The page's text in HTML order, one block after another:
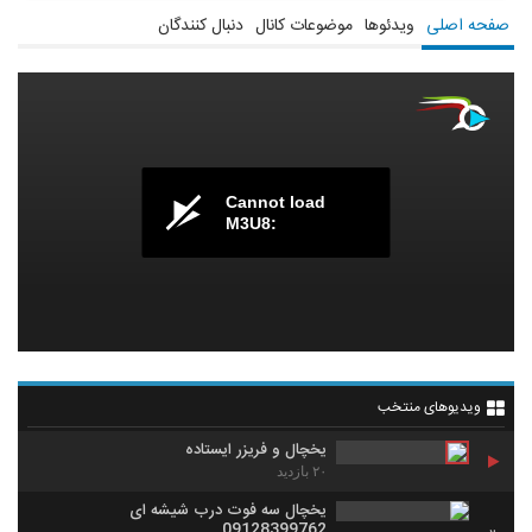
صفحه اصلی ویدئوها موضوعات کانال دنبال کنندگان
Cannot load
M3U8:
ویدیوهای منتخب
یخچال و فریزر ایستاده
۲۰ بازدید
یخچال سه فوت درب شیشه ای